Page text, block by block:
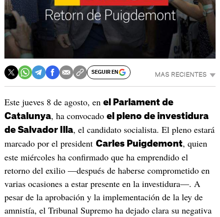
SEGUIR EN MAS RECIENTES
Este jueves 8 de agosto, en el Parlament de
Catalunya, ha convocado el pleno de investidura
de Salvador Illa, el candidato socialista. El pleno estará
marcado por el president Carles Puigdemont, quien
este miércoles ha confirmado que ha emprendido el
retorno del exilio —después de haberse comprometido en
varias ocasiones a estar presente en la investidura—. A
pesar de la aprobación y la implementación de la ley de
amnistía, el Tribunal Supremo ha dejado clara su negativa